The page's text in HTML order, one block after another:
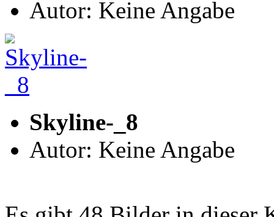
Autor: Keine Angabe
Skyline-_8
Autor: Keine Angabe